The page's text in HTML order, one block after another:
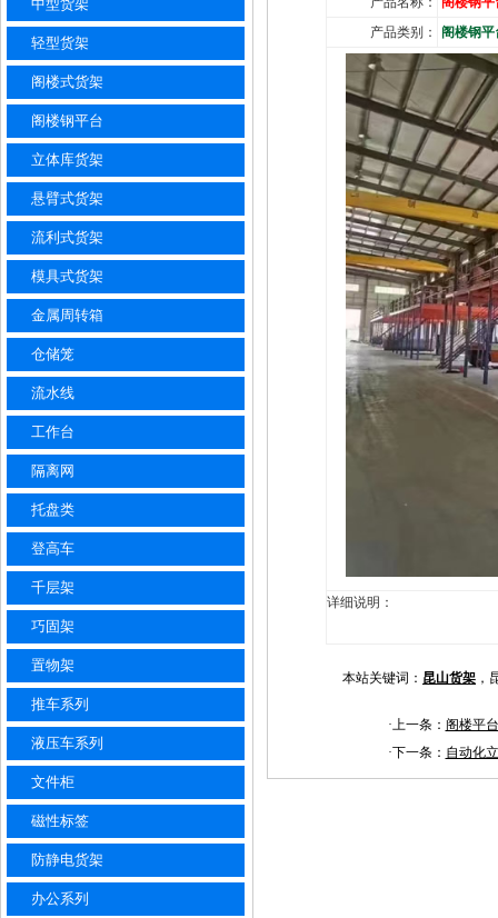
中型货架
轻型货架
阁楼式货架
阁楼钢平台
立体库货架
悬臂式货架
流利式货架
模具式货架
金属周转箱
仓储笼
流水线
工作台
隔离网
托盘类
登高车
千层架
巧固架
置物架
推车系列
液压车系列
文件柜
磁性标签
防静电货架
办公系列
产品类别：
阁楼钢平
详细说明：
本站关键词： 昆山货架 ，
·上一条： 阁楼平
·下一条： 自动化